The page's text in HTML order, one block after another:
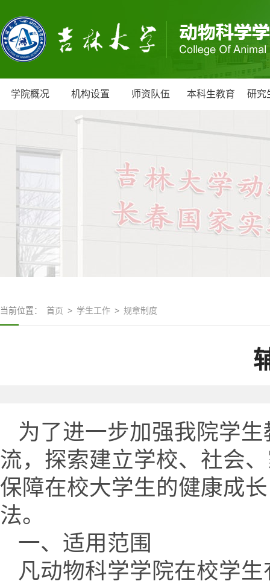
学院概况 机构设置 师资队伍 本科生教育 研究
当前位置： 首页 > 学生工作 > 规章制度
为了进一步加强我院学
流，探索建立学校、社会
保障在校大学生的健康成
法。
一、适用范围
凡动物科学学院在校学